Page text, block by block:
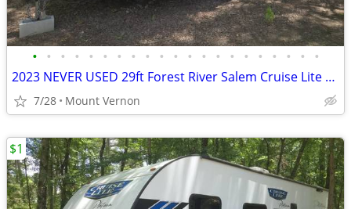
• • • • • • • • • • • • • • • • • • • • •
2023 NEVER USED 29ft Forest River Salem Cruise Lite Platinum 261BHXL
7/28 Mount Vernon
$1